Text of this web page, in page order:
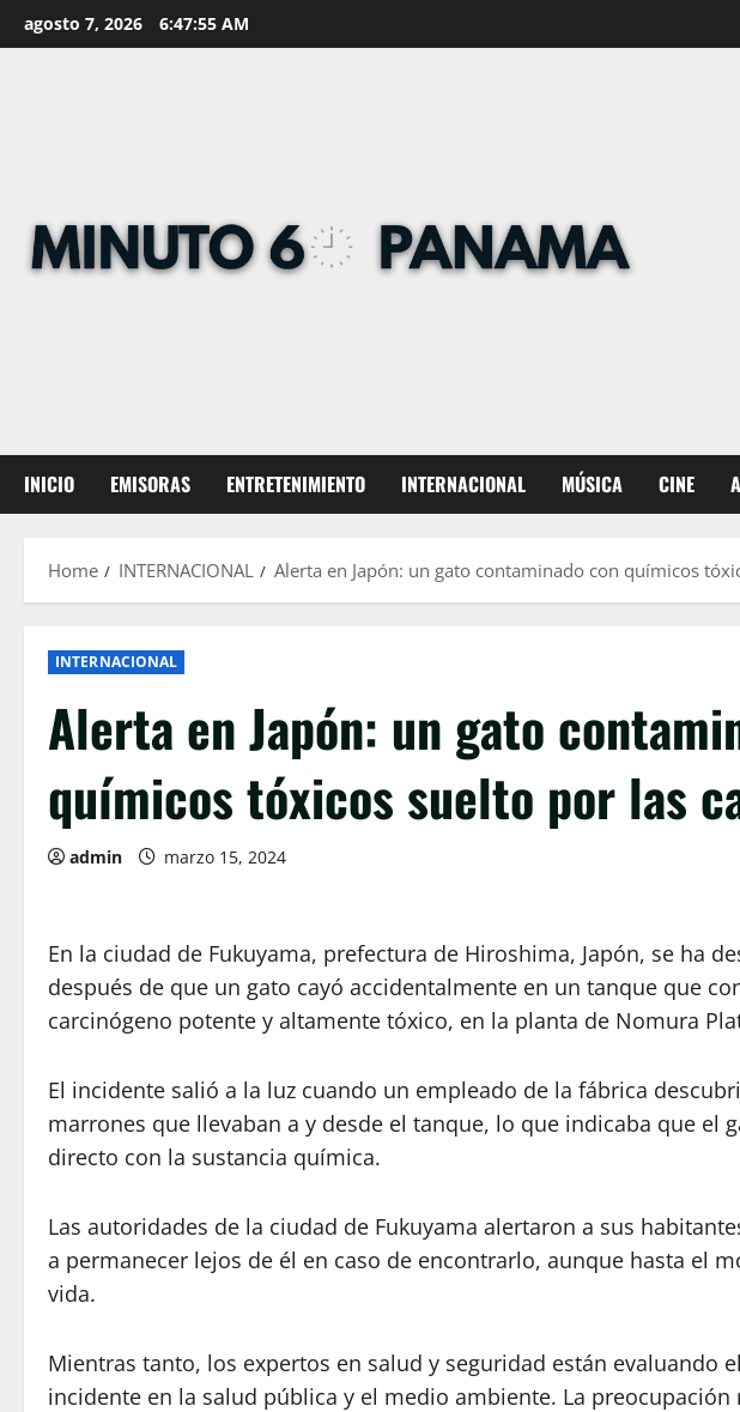
to
agosto 7, 2026 6:47:56 AM
INICIO EMISORAS ENTRETENIMIENTO INTERNACIONAL MÚSICA CINE
Home INTERNACIONAL Alerta en Japón: un gato contaminado con químicos
INTERNACIONAL
Alerta en Japón: un gato
químicos tóxicos suelto por las
admin marzo 15, 2024
En la ciudad de Fukuyama, prefectura de Hiroshima, Japón, se ha
después de que un gato cayó accidentalmente en un tanque que
carcinógeno potente y altamente tóxico, en la planta de Nomura
El incidente salió a la luz cuando un empleado de la fábrica
marrones que llevaban a y desde el tanque, lo que indicaba que el
directo con la sustancia química.
Las autoridades de la ciudad de Fukuyama alertaron a sus
a permanecer lejos de él en caso de encontrarlo, aunque hasta el
vida.
Mientras tanto, los expertos en salud y seguridad están evaluando
incidente en la salud pública y el medio ambiente. La